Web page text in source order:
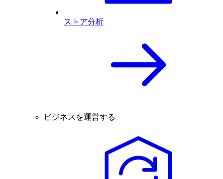
ストア分析
ビジネスを運営する